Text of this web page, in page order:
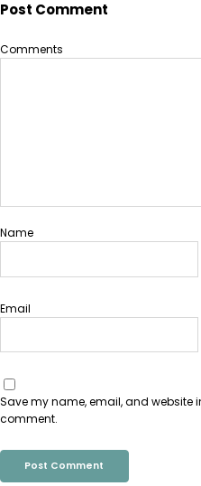
Post Comment
Comments
Name
Email
Save my name, email, and website
comment.